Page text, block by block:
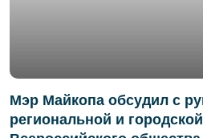
Мэр Майкопа обсудил с
региональной и